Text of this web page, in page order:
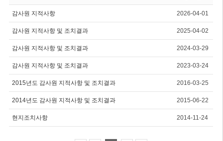
감사원 지적사항 2026-04-01
감사원 지적사항 및 조치결과 2025-04-02
감사원 지적사항 및 조치결과 2024-03-29
감사원 지적사항 및 조치결과 2023-03-24
2015년도 감사원 지적사항 및 조치결과 2016-03-25
2014년도 감사원 지적사항 및 조치결과 2015-06-22
현지조치사항 2014-11-24